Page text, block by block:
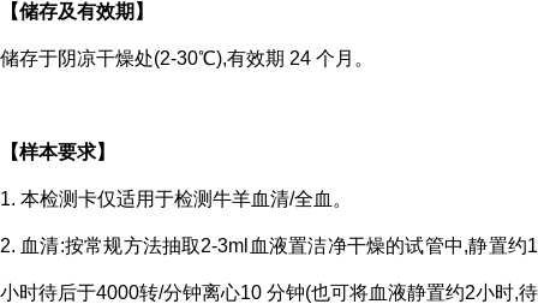
【储存及有效期】
储存于阴凉干燥处(2-30℃),有效期 24 个月。
【样本要求】
1. 本检测卡仅适用于检测牛羊血清/全血。
2. 血清:按常规方法抽取2-3ml血液置洁净干燥的试管中,静置约1
小时待后于4000转/分钟离心10 分钟(也可将血液静置约2小时,待